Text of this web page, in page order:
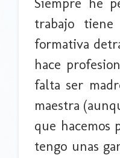
Siempre he
trabajo tiene
formativa
hace
falta ser
maestra
que hacemos
tengo unas